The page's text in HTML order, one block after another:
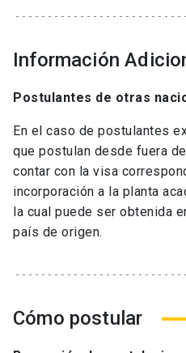
Información
Postulantes de otras
En el caso de postulantes
que postulan desde fuera
contar con la visa
incorporación a la planta
la cual puede ser obtenida
país de origen.
Cómo postular